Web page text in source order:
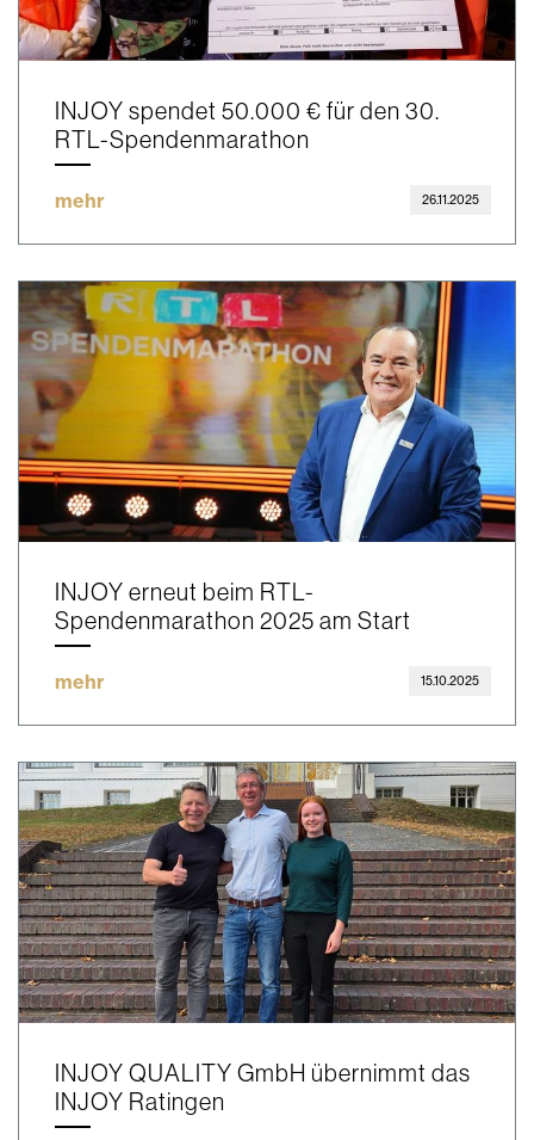
INJOY spendet 50.000 € für den 30.
RTL-Spendenmarathon
mehr 26.11.2025
INJOY erneut beim RTL-
Spendenmarathon 2025 am Start
mehr 15.10.2025
INJOY QUALITY GmbH übernimmt das
INJOY Ratingen